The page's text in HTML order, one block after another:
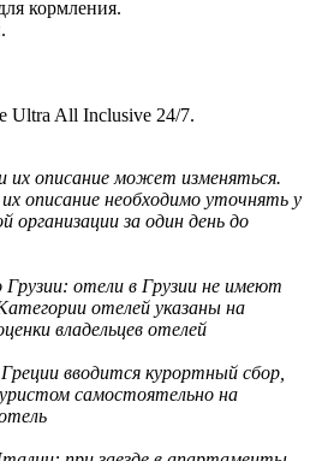
кормления.
Ultra All Inclusive 24/7.
их описание может изменяться.
описание необходимо уточнять у
организации за один день до
отели в Грузии не имеют
отелей указаны на
владельцев отелей
вводится курортный сбор,
самостоятельно на